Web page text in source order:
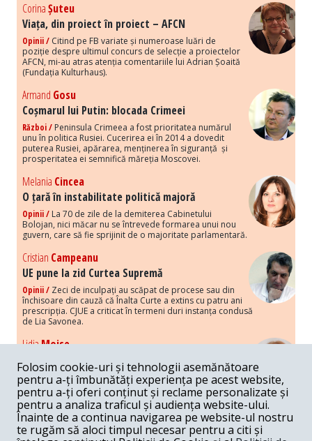
CorinaȘuteu
Viața, din proiect în proiect – AFCN
Opinii / Citind pe FB variate și numeroase luări de
poziție despre ultimul concurs de selecție a proiectelor
AFCN, mi-au atras atenția comentariile lui Adrian Șoaită
(Fundația Kulturhaus).
Armand Gosu
Coșmarul lui Putin: blocada Crimeei
Război / Peninsula Crimeea a fost prioritatea numărul
unu în politica Rusiei. Cucerirea ei în 2014 a dovedit
puterea Rusiei, apărarea, menținerea în siguranță și
prosperitatea ei semnifică măreția Moscovei.
Melania Cincea
O țară în instabilitate politică majoră
Opinii / La 70 de zile de la demiterea Cabinetului
Bolojan, nici măcar nu se întrevede formarea unui nou
guvern, care să fie sprijinit de o majoritate parlamentară.
Cristian Campeanu
UE pune la zid Curtea Supremă
Opinii / Zeci de inculpați au scăpat de procese sau din
închisoare din cauză că Înalta Curte a extins cu patru ani
prescripția. CJUE a criticat în termeni duri instanța condusă
de Lia Savonea.
LidiaMoise
Costurile economice ale haosului politic
Opinii / Economia nu poate rezista cu retorica falsă a
susținerii intereselor poporului, care, de fapt, ascunde
obsesia menținerii privilegiilor și a averilor unor caste.
Melania Cincea
Noi puseuri de xenofobie din partea românilor
Folosim cookie-uri și tehnologii asemănătoare
pentru a-ți îmbunătăți experiența pe acest website,
pentru a-ți oferi conținut și reclame personalizate și
pentru a analiza traficul și audiența website-ului.
Înainte de a continua navigarea pe website-ul nostru
te rugăm să aloci timpul necesar pentru a citi și